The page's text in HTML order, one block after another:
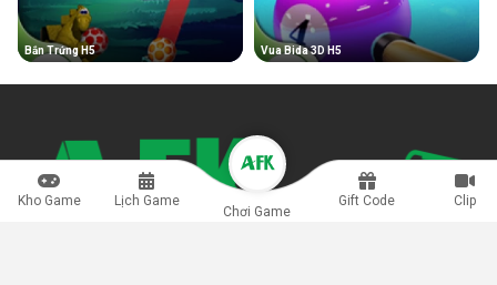
Bắn Trứng H5 Vua Bida 3D H5
Kho Game Lịch Game
Chơi Game
Gift Code Clip